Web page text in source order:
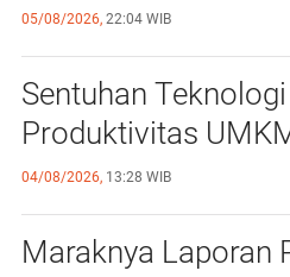
05/08/2026, 22:04 WIB
Sentuhan
Produktivitas
04/08/2026, 13:28 WIB
Maraknya Laporan